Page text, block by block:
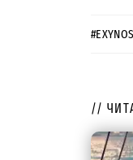
#EXYNOS
//